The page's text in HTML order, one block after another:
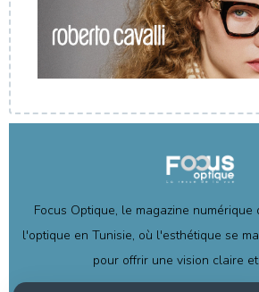
Focus Optique, le magazine
l'optique en Tunisie, où l'esthétique se
pour offrir une vision claire